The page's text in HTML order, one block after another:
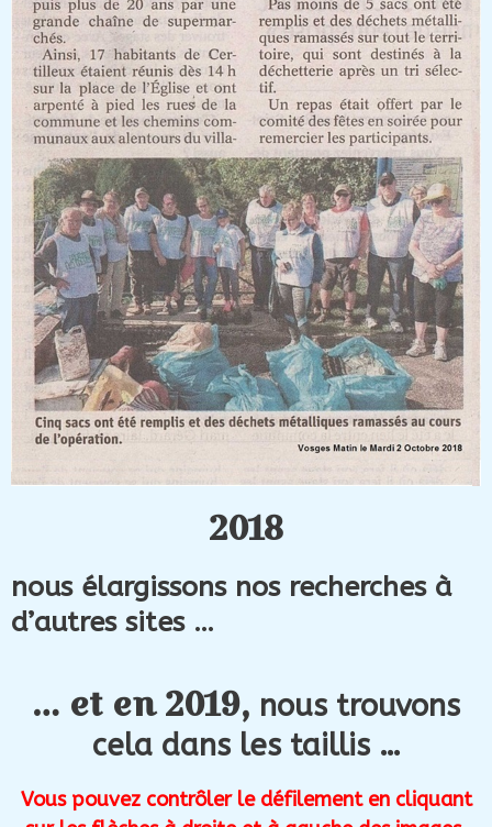
2018
nous élargissons nos recherches à
d’autres sites …
… et en 2019, nous trouvons
cela dans les taillis …
Vous pouvez contrôler le défilement en cliquant